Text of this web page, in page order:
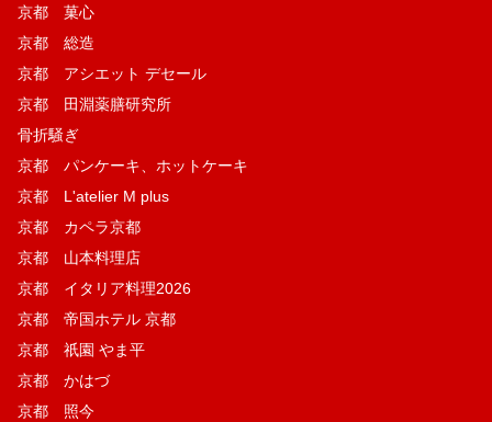
京都 菓​心
京都 総造
京都 アシエット デセール
京都 田淵薬膳研究所
骨折騒ぎ
京都 パンケーキ、ホットケーキ
京都 L'atelier M plus
京都 カペラ京都
京都 山本料理店
京都 イタリア料理2026
京都 帝国ホテル 京都
京都 祇園 やま平
京都 かはづ
京都 照今